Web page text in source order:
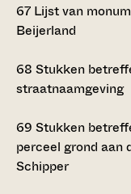
67 Lijst van
Beijerland
68 Stukken
straatnaamgeving
69 Stukken
perceel grond aan
Schipper